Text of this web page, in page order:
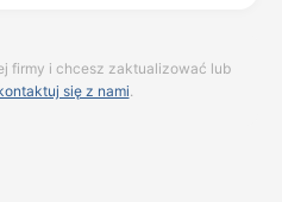
firmy i chcesz zaktualizować lub
się z nami.